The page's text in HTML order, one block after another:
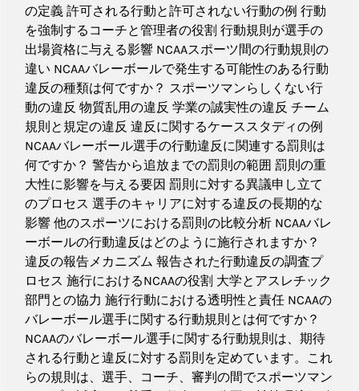
の定義 許可される行動と許可されない行動の例 行動
を強制するコーチと管理者の役割 行動規則が選手の
出場資格に与える影響 NCAAスポーツ間の行動規則の
違い NCAAバレーボールで発生する可能性のある行動
違反の種類は何ですか？ スポーツマンらしくない行
動の違反 物質乱用の違反 学業の誠実性の違反 チーム
規則と規定の違反 違反に関するケーススタディの例
NCAAバレーボール選手の行動違反に関連する罰則は
何ですか？ 警告から追放までの罰則の範囲 罰則の重
大性に影響を与える要因 罰則に対する異議申し立て
のプロセス 選手のキャリアに対する違反の長期的な
影響 他のスポーツにおける罰則の比較分析 NCAAバレ
ーボールの行動違反はどのように施行されますか？
違反の報告メカニズム 報告された行動違反の調査プ
ロセス 施行におけるNCAAの役割 大学とアスレチック
部門との協力 施行行動における透明性と責任 NCAAの
バレーボール選手に関する行動規則とは何ですか？
NCAAのバレーボール選手に関する行動規則は、期待
される行動と違反に対する罰則を定めています。これ
らの規則は、選手、コーチ、審判の間でスポーツマン